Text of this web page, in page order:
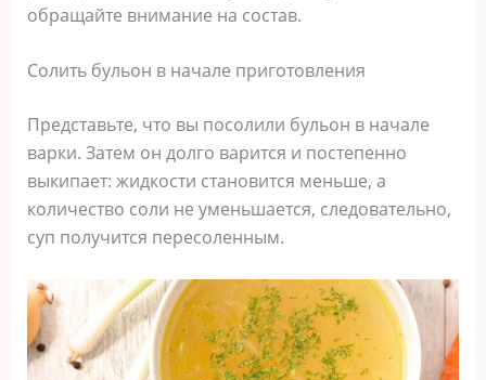
обращайте внимание на состав.
Солить бульон в начале приготовления
Представьте, что вы посолили бульон в начале
варки. Затем он долго варится и постепенно
выкипает: жидкости становится меньше, а
количество соли не уменьшается, следовательно,
суп получится пересоленным.